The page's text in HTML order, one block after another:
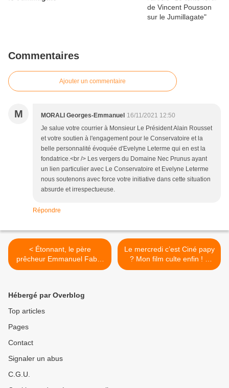
Commentaires
Ajouter un commentaire
M MORALI Georges-Emmanuel 16/11/2021 12:50
Je salue votre courrier à Monsieur Le Président Alain Rousset
et votre soutien à l'engagement pour le Conservatoire et la
belle personnalité évoquée d'Evelyne Leterme qui en est la
fondatrice.<br /> Les vergers du Domaine Nec Prunus ayant
un lien particulier avec Le Conservatoire et Evelyne Leterme
nous soutenons avec force votre initiative dans cette situation
absurde et irrespectueuse.
Répondre
< Étonnant, le père
prêcheur Emmanuel Faber
se mue en visionnaire « les
impasse. »
Le mercredi c’est Ciné papy
? Mon film culte enfin ! «
Lèvres en feu ! » >
Hébergé par Overblog
Top articles
Pages
Contact
Signaler un abus
C.G.U.